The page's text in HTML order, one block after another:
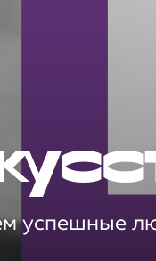
успешные